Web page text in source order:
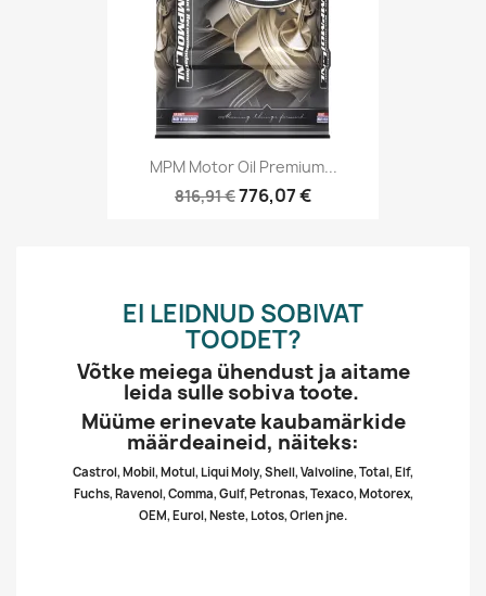
MPM Motor Oil Premium...
816,91 €776,07 €
EI LEIDNUD SOBIVAT
TOODET?
Võtke meiega ühendust ja aitame
leida sulle sobiva toote.
Müüme erinevate kaubamärkide
määrdeaineid, näiteks:
Castrol, Mobil, Motul, Liqui Moly, Shell, Valvoline, Total, Elf,
Fuchs, Ravenol, Comma, Gulf, Petronas, Texaco, Motorex,
OEM, Eurol, Neste, Lotos, Orlen jne.